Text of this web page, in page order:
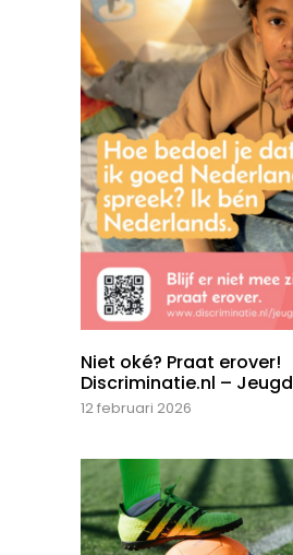
Niet oké? Praat erover!
Discriminatie.nl – Jeugd
12 februari 2026